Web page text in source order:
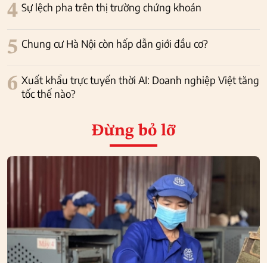
4 Sự lệch pha trên thị trường chứng khoán
5 Chung cư Hà Nội còn hấp dẫn giới đầu cơ?
6 Xuất khẩu trực tuyến thời AI: Doanh nghiệp Việt tăng
tốc thế nào?
Đừng bỏ lỡ